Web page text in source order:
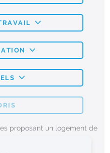
proposant un logement de